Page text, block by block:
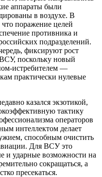
аппараты были
в воздухе. В
поражение целей
противника и
подразделений.
фиксируют рост
поскольку новый
истребителем —
практически нулевые
казался экзотикой,
тактику
операторов
интеллектом делает
способным очистить
Для ВСУ это
и ударные возможности на
сокращаться, а
пресекаться.